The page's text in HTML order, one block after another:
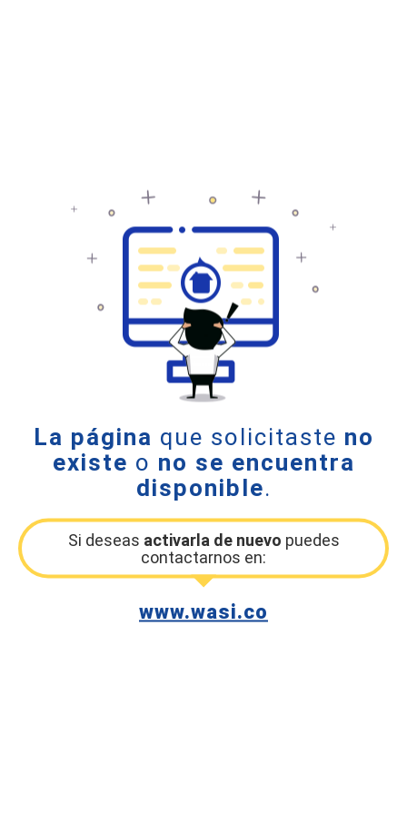
La página que solicitaste no
existe o no se encuentra
disponible.
Si deseas activarla de nuevo puedes
contactarnos en:
www.wasi.co